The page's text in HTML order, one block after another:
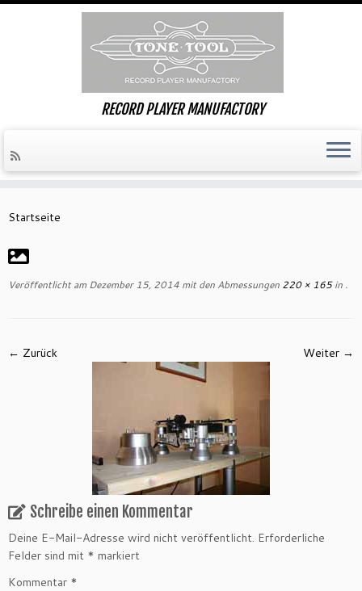
Inhalt
RECORD PLAYER MANUFACTORY
Startseite
Veröffentlicht am Dezember 15, 2014 mit den Abmessungen 220 × 165in .
← Zurück Weiter →
Schreibe einen Kommentar
Deine E-Mail-Adresse wird nicht veröffentlicht. Erforderliche
Felder sind mit * markiert
Kommentar *